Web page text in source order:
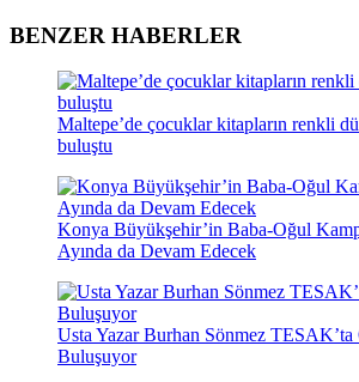
BENZER HABERLER
Maltepe’de çocuklar kitapların renkli
buluştu
Konya Büyükşehir’in Baba-Oğul
Ayında da Devam Edecek
Usta Yazar Burhan Sönmez TESAK’ta
Buluşuyor